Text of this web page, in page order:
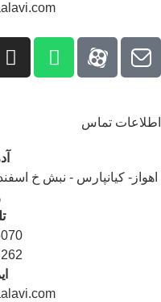
تماس
کیانپارس - نبش خ